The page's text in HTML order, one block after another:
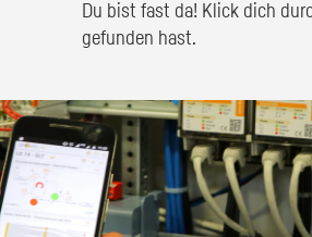
Du bist fast da! Klick dich
gefunden hast.